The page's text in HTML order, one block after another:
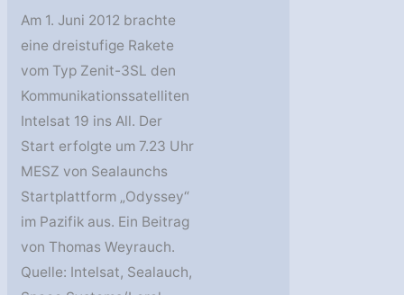
Am 1. Juni 2012 brachte
eine dreistufige Rakete
vom Typ Zenit-3SL den
Kommunikationssatelliten
Intelsat 19 ins All. Der
Start erfolgte um 7.23 Uhr
MESZ von Sealaunchs
Startplattform „Odyssey“
im Pazifik aus. Ein Beitrag
von Thomas Weyrauch.
Quelle: Intelsat, Sealauch,